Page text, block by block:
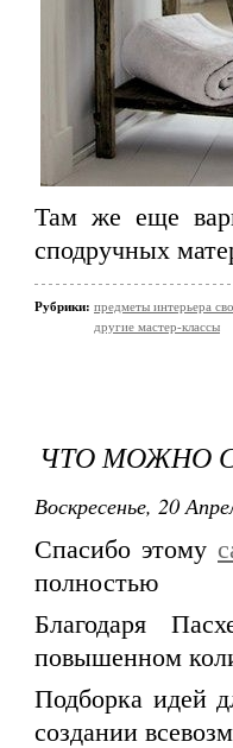
Там же еще
сподручных
Рубрики: предметы интерьера
другие мастер-классы
ЧТО МОЖНО
Воскресенье, 20
Спасибо этому
полностью
Благодаря
повышенном
Подборка идей
создании